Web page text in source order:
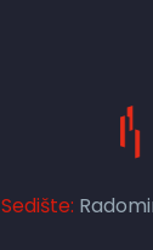
Sedište: